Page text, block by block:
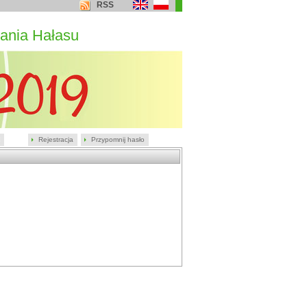
Rejestracja Przypomnij hasło
RSS
Hałasu